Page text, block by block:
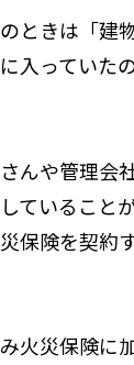
ときは「建
入っていた
んや管理会
ていること
保険を契約
火災保険に